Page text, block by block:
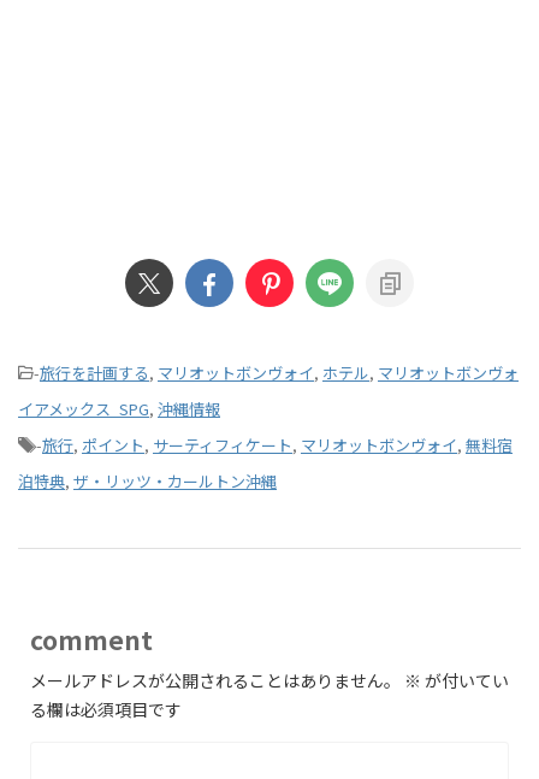
-旅行を計画する, マリオットボンヴォイ, ホテル, マリオットボンヴォ
イアメックス_SPG, 沖縄情報
-旅行, ポイント, サーティフィケート, マリオットボンヴォイ, 無料宿
泊特典, ザ・リッツ・カールトン沖縄
comment
メールアドレスが公開されることはありません。 ※ が付いてい
る欄は必須項目です